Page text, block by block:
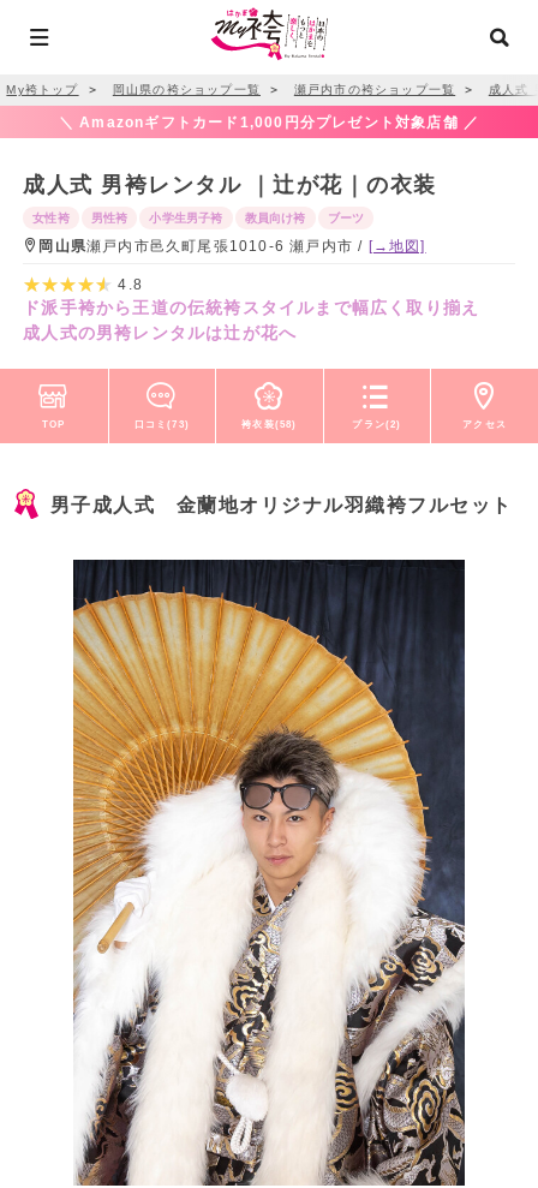
My袴トップ ＞ 岡山県の袴ショップ一覧 ＞ 瀬戸内市の袴ショップ一覧 ＞ 成人式
＼ Amazonギフトカード1,000円分プレゼント対象店舗 ／
成人式 男袴レンタル ｜辻が花｜の衣装
女性袴 男性袴 小学生男子袴 教員向け袴 ブーツ
岡山県瀬戸内市邑久町尾張1010-6 瀬戸内市 / [→地図]
4.8
ド派手袴から王道の伝統袴スタイルまで幅広く取り揃え
成人式の男袴レンタルは辻が花へ
TOP 口コミ(73) 袴衣装(58) プラン(2) アクセス
男子成人式 金蘭地オリジナル羽織袴フルセット